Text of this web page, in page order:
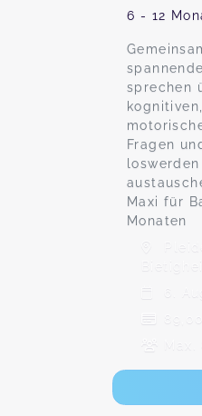
6 - 12
sprechen
Fragen
Maxi für
Monaten
6.
Max.